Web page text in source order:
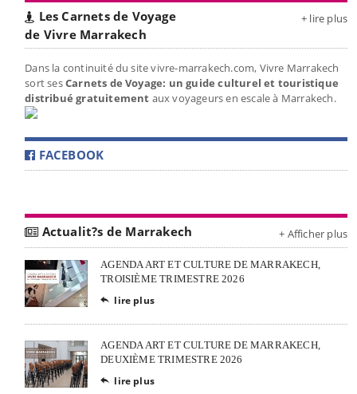
Les Carnets de Voyage
de Vivre Marrakech
+ lire plus
Dans la continuité du site vivre-marrakech.com, Vivre Marrakech
sort sesCarnets de Voyage: un guide culturel et touristique
distribué gratuitement aux voyageurs en escale à Marrakech.
FACEBOOK
Actualit?s de Marrakech + Afficher plus
AGENDA ART ET CULTURE DE MARRAKECH,
TROISIÈME TRIMESTRE 2026
 lire plus
AGENDA ART ET CULTURE DE MARRAKECH,
DEUXIÈME TRIMESTRE 2026
 lire plus